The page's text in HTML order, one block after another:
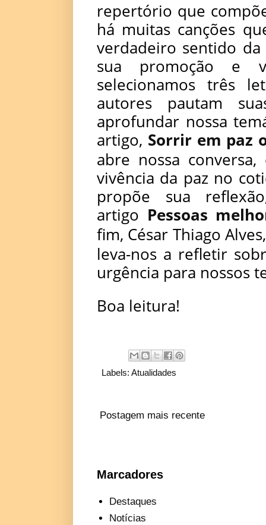
repertório que
há muitas canções
verdadeiro sentido
sua promoção e
selecionamos três
autores pautam
aprofundar nossa
artigo, Sorrir em paz
abre nossa
vivência da paz no
propõe sua
artigo Pessoas
fim, César Thiago
leva-nos a refletir
urgência para nossos
Boa leitura!
Labels: Atualidades
Postagem mais recente
Marcadores
Destaques
Notícias